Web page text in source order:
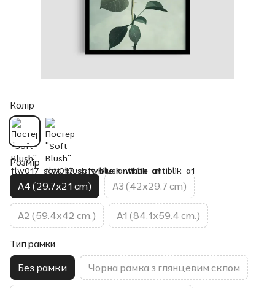
Колір
Розмір
A4 (29.7x21 cm) A3 (42x29.7 cm)
A2 (59.4x42 cm.) A1 (84.1x59.4 cm.)
Тип рамки
Без рамки Чорна рамка з глянцевим склом